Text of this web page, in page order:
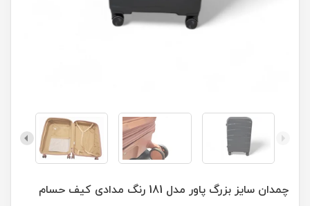
چمدان سایز بزرگ پاور مدل 181 رنگ مدادی کیف حسام